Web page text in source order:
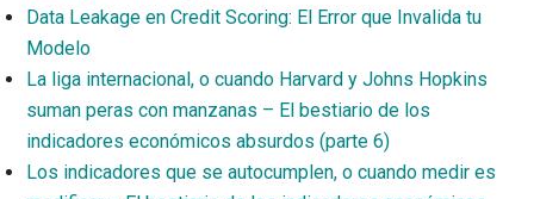
Data Leakage en Credit Scoring: El Error que Invalida tu
Modelo
La liga internacional, o cuando Harvard y Johns Hopkins
suman peras con manzanas – El bestiario de los
indicadores económicos absurdos (parte 6)
Los indicadores que se autocumplen, o cuando medir es